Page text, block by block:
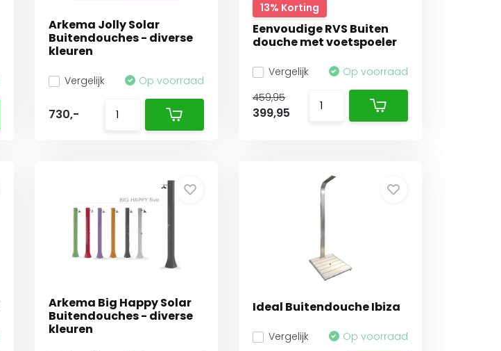
Arkema Jolly Solar
Buitendouches - diverse
kleuren
Vergelijk Op voorraad
730,-
13% Korting
Eenvoudige RVS Buiten
douche met voetspoeler
Vergelijk
Op voorraad
459,95
399,95
Arkema Big Happy Solar
Buitendouches - diverse
kleuren
Ideal Buitendouche Ibiza
Vergelijk Op voorraad